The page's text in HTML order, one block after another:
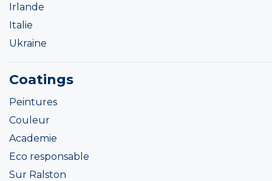
Irlande
Italie
Ukraine
Coatings
Peintures
Couleur
Academie
Eco responsable
Sur Ralston